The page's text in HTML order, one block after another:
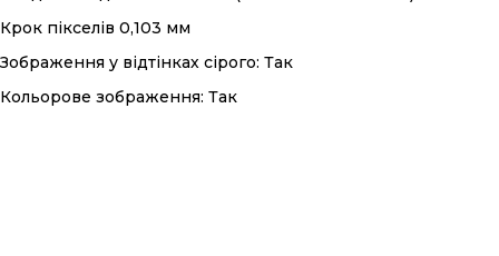
Крок пікселів 0,103 мм
Зображення у відтінках сірого: Так
Кольорове зображення: Так